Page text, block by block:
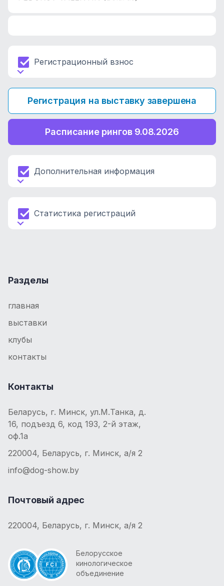
Регистрационный взнос
Регистрация на выставку завершена
Расписание рингов 9.08.2026
Дополнительная информация
Статистика регистраций
Белорусское
кинологическое
объединение
Разделы
главная
выставки
клубы
контакты
Контакты
Беларусь, г. Минск, ул.М.Танка, д.
16, подъезд 6, код 193, 2-й этаж,
оф.1а
220004, Беларусь, г. Минск, а/я 2
info@dog-show.by
Почтовый адрес
220004, Беларусь, г. Минск, а/я 2